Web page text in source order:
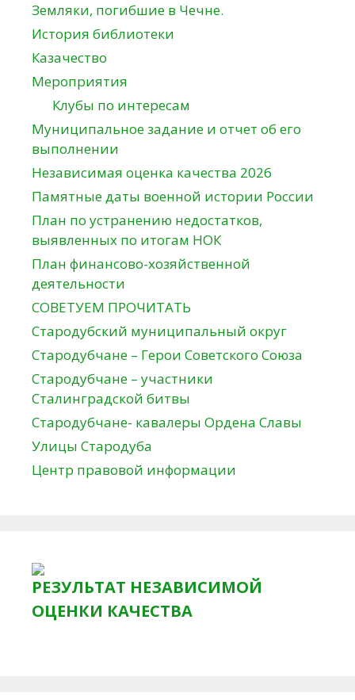
Земляки, погибшие в Чечне.
История библиотеки
Казачество
Мероприятия
Клубы по интересам
Муниципальное задание и отчет об его
выполнении
Независимая оценка качества 2026
Памятные даты военной истории России
План по устранению недостатков,
выявленных по итогам НОК
План финансово-хозяйственной
деятельности
СОВЕТУЕМ ПРОЧИТАТЬ
Стародубский муниципальный округ
Стародубчане – Герои Советского Союза
Стародубчане – участники
Сталинградской битвы
Стародубчане- кавалеры Ордена Славы
Улицы Стародуба
Центр правовой информации
РЕЗУЛЬТАТ НЕЗАВИСИМОЙ
ОЦЕНКИ КАЧЕСТВА